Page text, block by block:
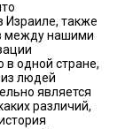
также
между нашими
в одной стране,
людей
является
различий,